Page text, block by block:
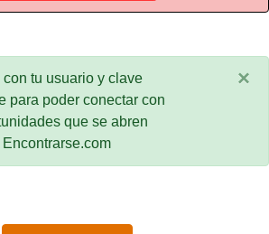
tu usuario y clave
para poder conectar con
que se abren
Encontrarse.com
×